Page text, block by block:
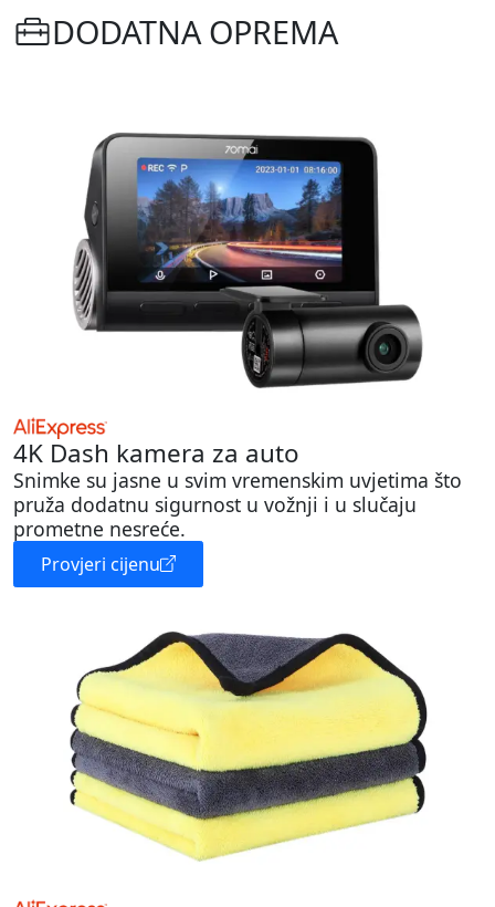
DODATNA OPREMA
4K Dash kamera za auto
Snimke su jasne u svim vremenskim uvjetima što
pruža dodatnu sigurnost u vožnji i u slučaju
prometne nesreće.
Provjeri cijenu